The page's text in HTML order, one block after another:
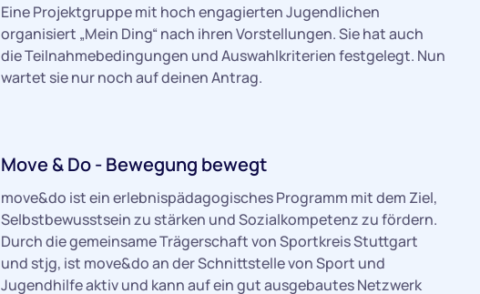
Eine Projektgruppe mit hoch engagierten Jugendlichen
organisiert „Mein Ding“ nach ihren Vorstellungen. Sie hat auch
die Teilnahmebedingungen und Auswahlkriterien festgelegt. Nun
wartet sie nur noch auf deinen Antrag.
Move & Do - Bewegung bewegt
move&do ist ein erlebnispädagogisches Programm mit dem Ziel,
Selbstbewusstsein zu stärken und Sozialkompetenz zu fördern.
Durch die gemeinsame Trägerschaft von Sportkreis Stuttgart
und stjg, ist move&do an der Schnittstelle von Sport und
Jugendhilfe aktiv und kann auf ein gut ausgebautes Netzwerk